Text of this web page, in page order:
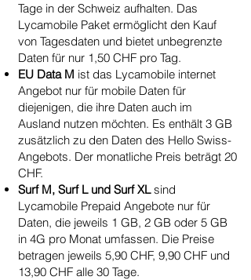
Tage in der Schweiz aufhalten. Das
Lycamobile Paket ermöglicht den Kauf
von Tagesdaten und bietet unbegrenzte
Daten für nur 1,50 CHF pro Tag.
EU Data M ist das Lycamobile internet
Angebot nur für mobile Daten für
diejenigen, die ihre Daten auch im
Ausland nutzen möchten. Es enthält 3 GB
zusätzlich zu den Daten des Hello Swiss-
Angebots. Der monatliche Preis beträgt 20
CHF.
Surf M, Surf L und Surf XLsind
Lycamobile Prepaid Angebote nur für
Daten, die jeweils 1 GB, 2 GB oder 5 GB
in 4G pro Monat umfassen. Die Preise
betragen jeweils 5,90 CHF, 9,90 CHF und
13,90 CHF alle 30 Tage.